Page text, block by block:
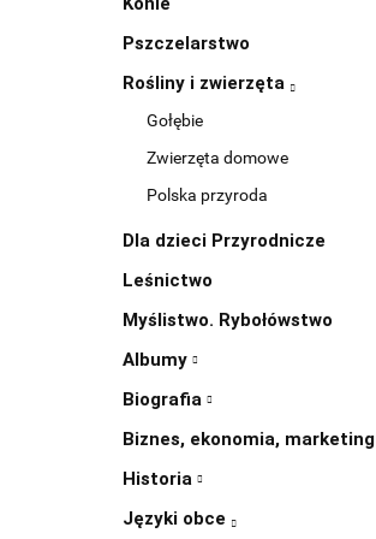
Pszczelarstwo
Rośliny i zwierzęta
Gołębie
Zwierzęta domowe
Polska przyroda
Dla dzieci Przyrodnicze
Leśnictwo
Myślistwo. Rybołówstwo
Albumy
Biografia
Biznes, ekonomia, marketing
Historia
Języki obce